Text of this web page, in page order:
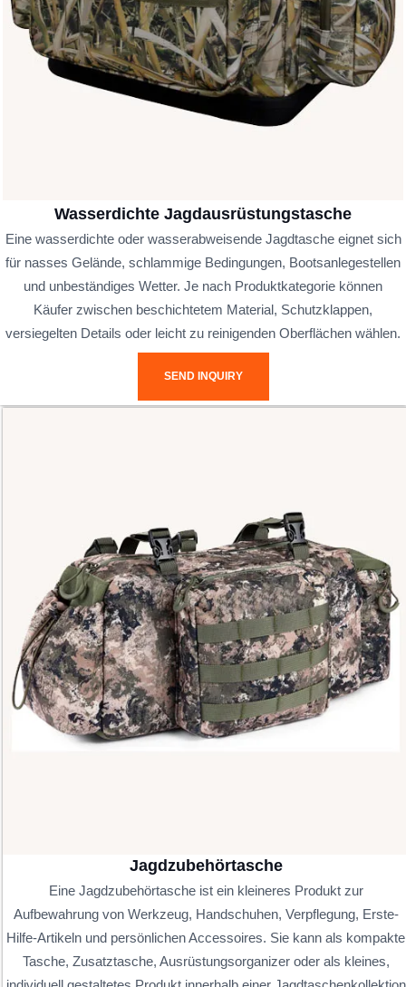
Wasserdichte Jagdausrüstungstasche
Eine wasserdichte oder wasserabweisende Jagdtasche eignet sich
für nasses Gelände, schlammige Bedingungen, Bootsanlegestellen
und unbeständiges Wetter. Je nach Produktkategorie können
Käufer zwischen beschichtetem Material, Schutzklappen,
versiegelten Details oder leicht zu reinigenden Oberflächen wählen.
SEND INQUIRY
Jagdzubehörtasche
Eine Jagdzubehörtasche ist ein kleineres Produkt zur
Aufbewahrung von Werkzeug, Handschuhen, Verpflegung, Erste-
Hilfe-Artikeln und persönlichen Accessoires. Sie kann als kompakte
Tasche, Zusatztasche, Ausrüstungsorganizer oder als kleines,